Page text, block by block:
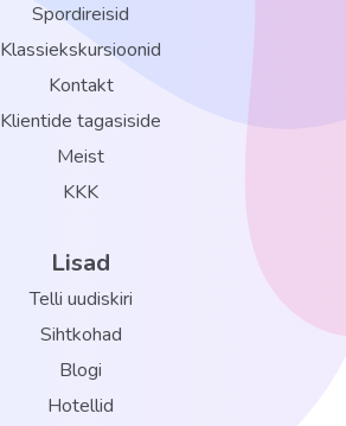
Spordireisid
Klassiekskursioonid
Kontakt
Klientide tagasiside
Meist
KKK
Lisad
Telli uudiskiri
Sihtkohad
Blogi
Hotellid